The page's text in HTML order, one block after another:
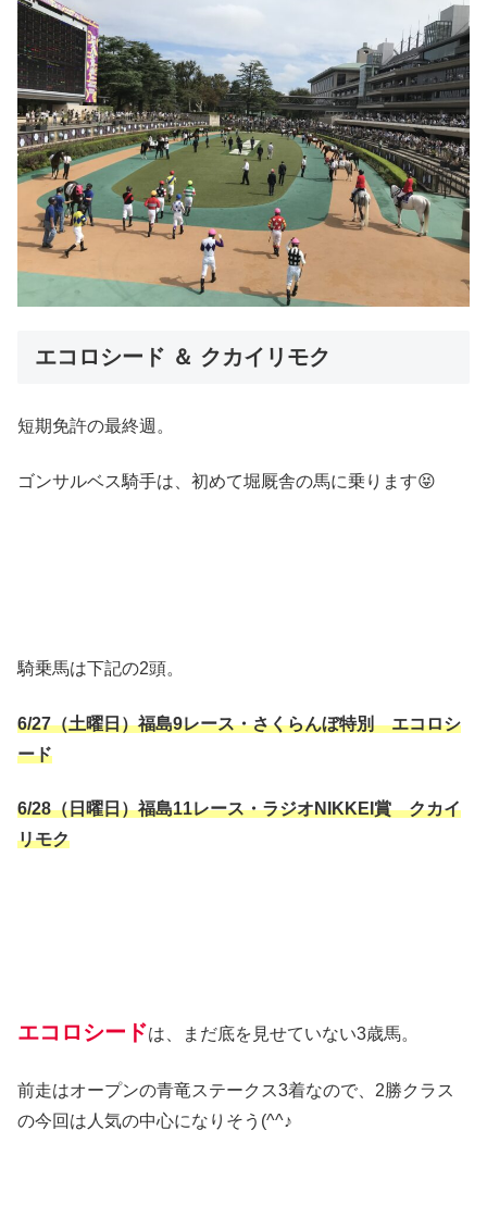
エコロシード ＆ クカイリモク
短期免許の最終週。
ゴンサルベス騎手は、初めて堀厩舎の馬に乗ります😝
騎乗馬は下記の2頭。
6/27（土曜日）福島9レース・さくらんぼ特別 エコロシ
ード
6/28（日曜日）福島11レース・ラジオNIKKEI賞 クカイ
リモク
エコロシードは、まだ底を見せていない3歳馬。
前走はオープンの青竜ステークス3着なので、2勝クラス
の今回は人気の中心になりそう(^^♪